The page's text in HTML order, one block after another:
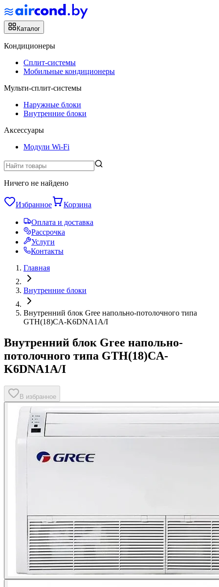
Каталог
Кондиционеры
Сплит-системы
Мобильные кондиционеры
Мульти-сплит-системы
Наружные блоки
Внутренние блоки
Аксессуары
Модули Wi-Fi
Ничего не найдено
Избранное Корзина
Оплата и доставка
Рассрочка
Услуги
Контакты
Главная
Внутренние блоки
Внутренний блок Gree напольно-потолочного типа
GTH(18)CA-K6DNA1A/I
Внутренний блок Gree напольно-
потолочного типа GTH(18)CA-
K6DNA1A/I
В избранное